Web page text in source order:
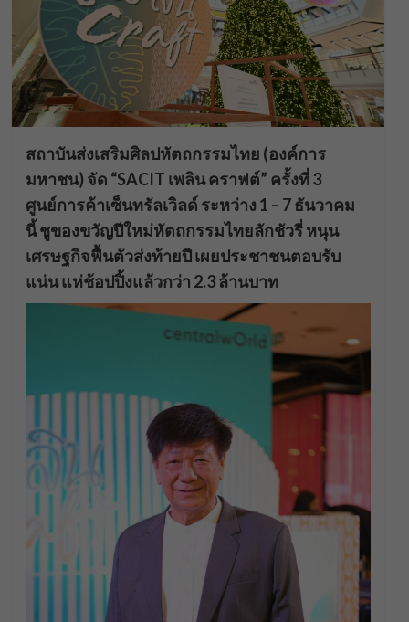
สถาบันส่งเสริมศิลปหัตถกรรมไทย (องค์การ
มหาชน) จัด “SACIT เพลิน คราฟต์” ครั้งที่ 3
ศูนย์การค้าเซ็นทรัลเวิลด์ ระหว่าง 1 – 7 ธันวาคม
นี้ ชูของขวัญปีใหม่หัตถกรรมไทยลักชัวรี่ หนุน
เศรษฐกิจฟื้นตัวส่งท้ายปี เผยประชาชนตอบรับ
แน่น แห่ช้อปปิ้งแล้วกว่า 2.3 ล้านบาท